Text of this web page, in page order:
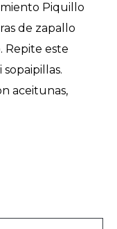
Piquillo
de zapallo
Repite este
aceitunas,